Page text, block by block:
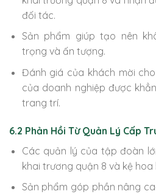
đối tác.
Sản phẩm giúp tạo nên
trọng và ấn tượng.
Đánh giá của khách mời
của doanh nghiệp được
trang trí.
6.2 Phản Hồi Từ Quản Lý Cấp
Các quản lý của tập đoàn
khai trương quận 8 và kệ
Sản phẩm góp phần nâng